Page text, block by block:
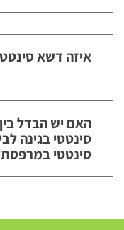
איזה דשא
האם יש הבדל
סינטטי בגינה
סינטטי